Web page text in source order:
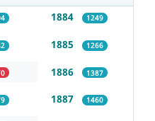
1884 1249
1885 1266
1886 1387
1887 1460